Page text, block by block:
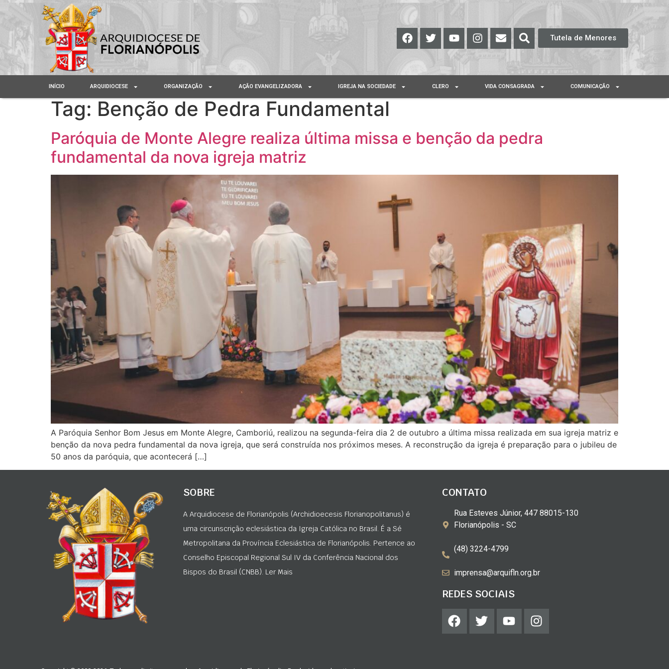
Tutela de Menores
INÍCIO ARQUIDIOCESE ORGANIZAÇÃO AÇÃO EVANGELIZADORA IGREJA NA SOCIEDADE CLERO VIDA CONSAGRADA COMUNICAÇÃO
Tag: Benção de Pedra Fundamental
Paróquia de Monte Alegre realiza última missa e benção da pedra
fundamental da nova igreja matriz
A Paróquia Senhor Bom Jesus em Monte Alegre, Camboriú, realizou na segunda-feira dia 2 de outubro a última missa realizada em sua igreja matriz e
benção da nova pedra fundamental da nova igreja, que será construída nos próximos meses. A reconstrução da igreja é preparação para o jubileu de
50 anos da paróquia, que acontecerá […]
SOBRE
A Arquidiocese de Florianópolis (Archidioecesis Florianopolitanus) é
uma circunscrição eclesiástica da Igreja Católica no Brasil. É a Sé
Metropolitana da Província Eclesiástica de Florianópolis. Pertence ao
Conselho Episcopal Regional Sul IV da Conferência Nacional dos
Bispos do Brasil (CNBB). Ler Mais
CONTATO
Rua Esteves Júnior, 447 88015-130
Florianópolis - SC
(48) 3224-4799
imprensa@arquifln.org.br
REDES SOCIAIS